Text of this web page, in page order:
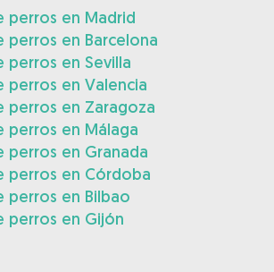
perros en Madrid
perros en Barcelona
perros en Sevilla
perros en Valencia
perros en Zaragoza
perros en Málaga
perros en Granada
perros en Córdoba
perros en Bilbao
perros en Gijón